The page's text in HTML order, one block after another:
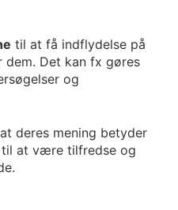
til at få indflydelse på
dem. Det kan fx gøres
og
at deres mening betyder
til at være tilfredse og